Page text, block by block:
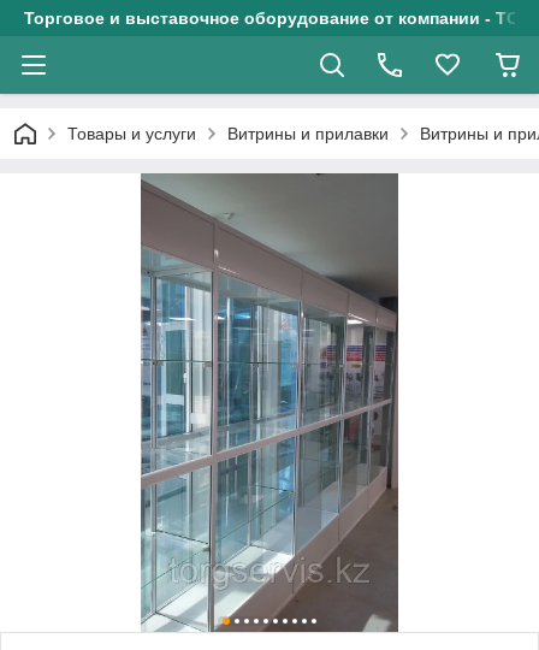
Торговое и выставочное оборудование от компании - ТОО
Товары и услуги Витрины и прилавки Витрины и